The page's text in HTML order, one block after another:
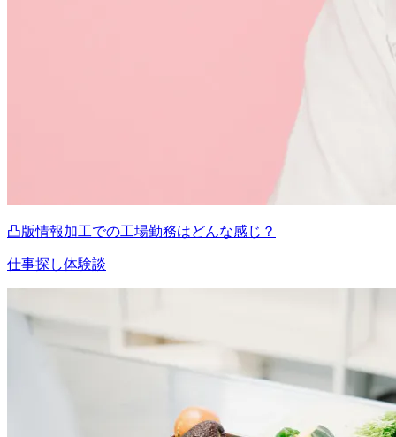
凸版情報加工での工場勤務はどんな感じ？
仕事探し体験談